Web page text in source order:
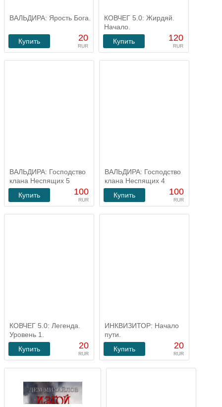
ВАЛЬДИРА: Ярость Бога.
20
RUR
Купить
КОВЧЕГ 5.0: Жирдяй.
Начало.
120
RUR
Купить
ВАЛЬДИРА: Господство
клана Неспящих 5
100
RUR
Купить
ВАЛЬДИРА: Господство
клана Неспящих 4
100
RUR
Купить
КОВЧЕГ 5.0: Легенда.
Уровень 1.
20
RUR
Купить
ИНКВИЗИТОР: Начало
пути.
20
RUR
Купить